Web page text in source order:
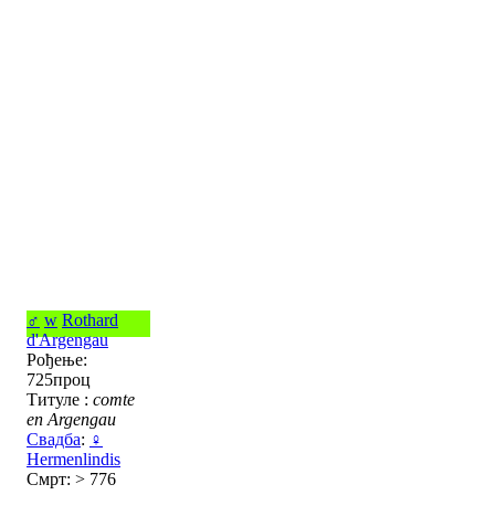
♂ w Rothard
d'Argengau
Рођење:
725проц
Титуле : comte
en Argengau
Свадба: ♀
Hermenlindis
Смрт: > 776